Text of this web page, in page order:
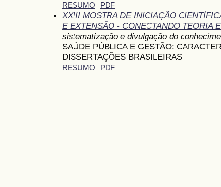
RESUMO PDF
XXIII MOSTRA DE INICIAÇÃO
E EXTENSÃO - CONECTANDO TEORIA
sistematização e divulgação do
SAÚDE PÚBLICA E GESTÃO:
DISSERTAÇÕES BRASILEIRAS
RESUMO PDF